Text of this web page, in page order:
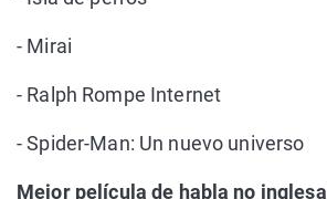
- Mirai
- Ralph Rompe Internet
- Spider-Man: Un nuevo universo
Mejor película de habla no inglesa